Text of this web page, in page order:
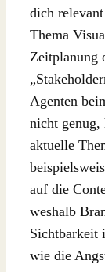
dich
Thema
Zeitplanung
Agenten
nicht genug,
aktuelle
auf die
weshalb
Sichtbarkeit
wie die